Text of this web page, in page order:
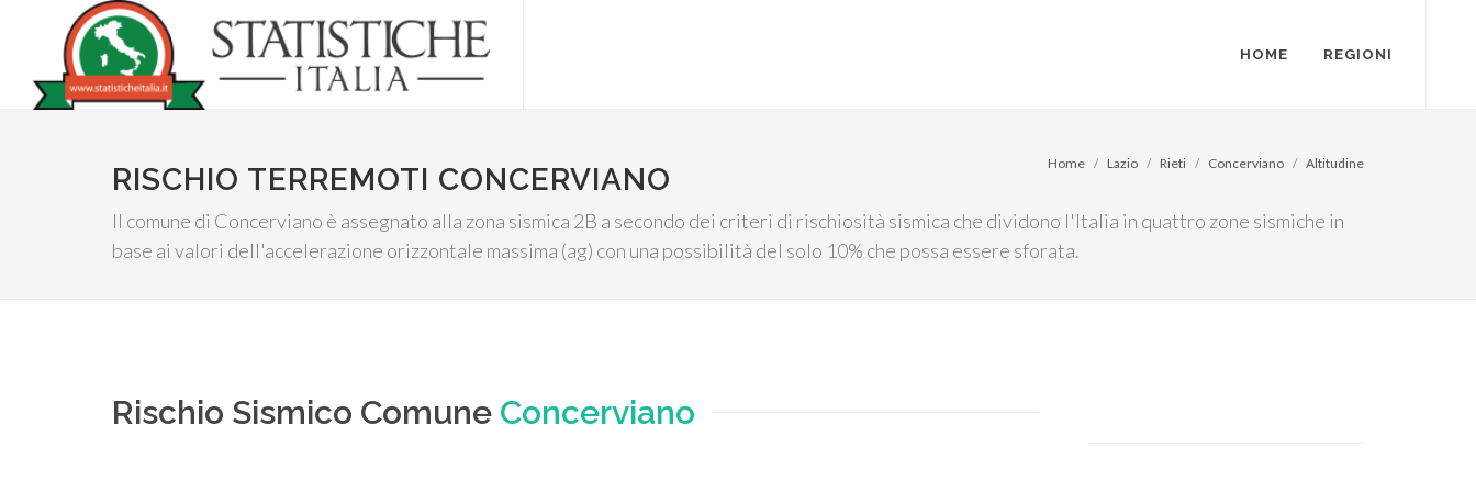
HOME REGIONI
RISCHIO TERREMOTI CONCERVIANO
Il comune di Concerviano è assegnato alla zona sismica 2B a secondo dei criteri di rischiosità sismica che dividono l'Italia in quattro zone sismiche in
base ai valori dell'accelerazione orizzontale massima (ag) con una possibilità del solo 10% che possa essere sforata.
Home Lazio Rieti Concerviano Altitudine
Rischio Sismico Comune Concerviano